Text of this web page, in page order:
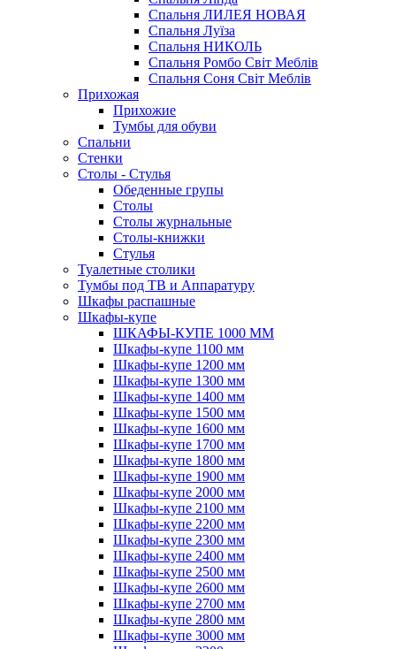
Спальня ЛИЛЕЯ НОВАЯ
Спальня Луїза
Спальня НИКОЛЬ
Спальня Ромбо Світ Меблів
Спальня Соня Світ Меблів
Прихожая
Прихожие
Тумбы для обуви
Спальни
Стенки
Столы - Стулья
Обеденные групы
Столы
Столы журнальные
Столы-книжки
Стулья
Туалетные столики
Тумбы под ТВ и Аппаратуру
Шкафы распашные
Шкафы-купе
ШКАФЫ-КУПЕ 1000 ММ
Шкафы-купе 1100 мм
Шкафы-купе 1200 мм
Шкафы-купе 1300 мм
Шкафы-купе 1400 мм
Шкафы-купе 1500 мм
Шкафы-купе 1600 мм
Шкафы-купе 1700 мм
Шкафы-купе 1800 мм
Шкафы-купе 1900 мм
Шкафы-купе 2000 мм
Шкафы-купе 2100 мм
Шкафы-купе 2200 мм
Шкафы-купе 2300 мм
Шкафы-купе 2400 мм
Шкафы-купе 2500 мм
Шкафы-купе 2600 мм
Шкафы-купе 2700 мм
Шкафы-купе 2800 мм
Шкафы-купе 3000 мм